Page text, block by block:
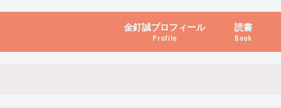
金釘誠プロフィール
Profile
読書
Book